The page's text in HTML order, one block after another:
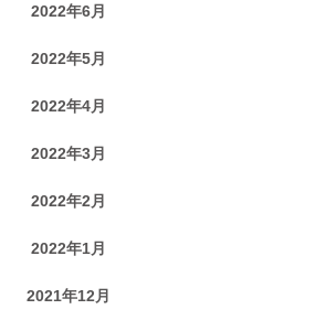
2022年6月
2022年5月
2022年4月
2022年3月
2022年2月
2022年1月
2021年12月